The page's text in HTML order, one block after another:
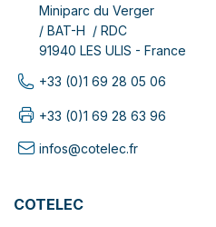
Miniparc du Verger
/ BAT-H / RDC
91940 LES ULIS - France
+33 (0)1 69 28 05 06
+33 (0)1 69 28 63 96
infos@cotelec.fr
COTELEC